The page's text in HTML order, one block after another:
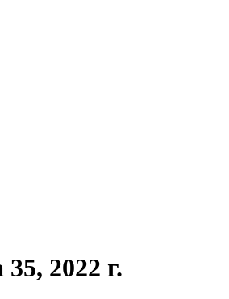
2022 г.